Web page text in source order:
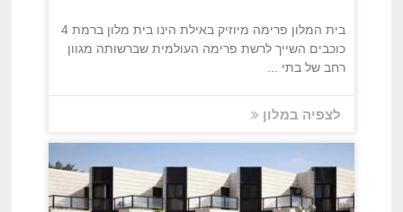
בית המלון פרימה מיוזיק באילת הינו בית מלון ברמת 4
כוכבים השייך לרשת פרימה העולמית שברשותה מגוון
רחב של בתי ...
לצפיה במלון